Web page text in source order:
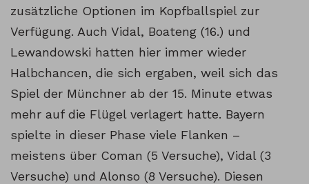
zusätzliche Optionen im Kopfballspiel zur
Verfügung. Auch Vidal, Boateng (16.) und
Lewandowski hatten hier immer wieder
Halbchancen, die sich ergaben, weil sich das
Spiel der Münchner ab der 15. Minute etwas
mehr auf die Flügel verlagert hatte. Bayern
spielte in dieser Phase viele Flanken –
meistens über Coman (5 Versuche), Vidal (3
Versuche) und Alonso (8 Versuche). Diesen